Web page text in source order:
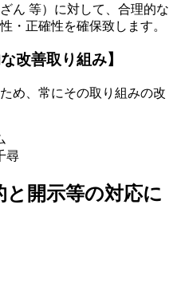
ん 等）に対して、合理的な
・正確性を確保致します。
改善取り組み】
め、常にその取り組みの改
尋
と開示等の対応に